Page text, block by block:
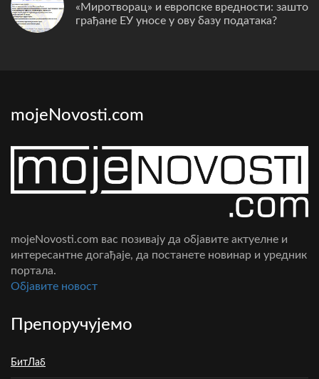
«Миротворац» и европске вредности: зашто
грађане ЕУ уносе у ову базу података?
mojeNovosti.com
mojeNovosti.com вас позивају да објавите актуелне и
интересантне догађаје, да постанете новинар и уредник
портала.
Oбјавите новост
Препоручујемо
БитЛаб